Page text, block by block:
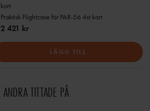
kort
Praktisk Flightcase för PAR-56 4st kort
2 421 kr
LÄGG TILL
ANDRA TITTADE PÅ